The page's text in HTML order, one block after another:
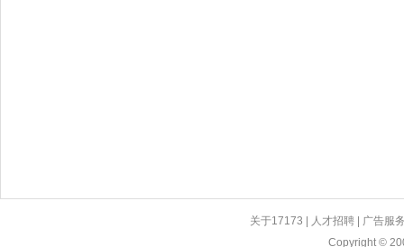
关于17173 人才招聘
广告服
Copyright ©